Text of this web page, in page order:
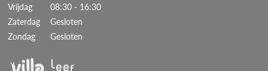
Vrijdag
08:30 - 16:30
Zaterdag
Gesloten
Zondag
Gesloten